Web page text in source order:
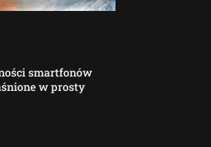
smartfonów
w prosty